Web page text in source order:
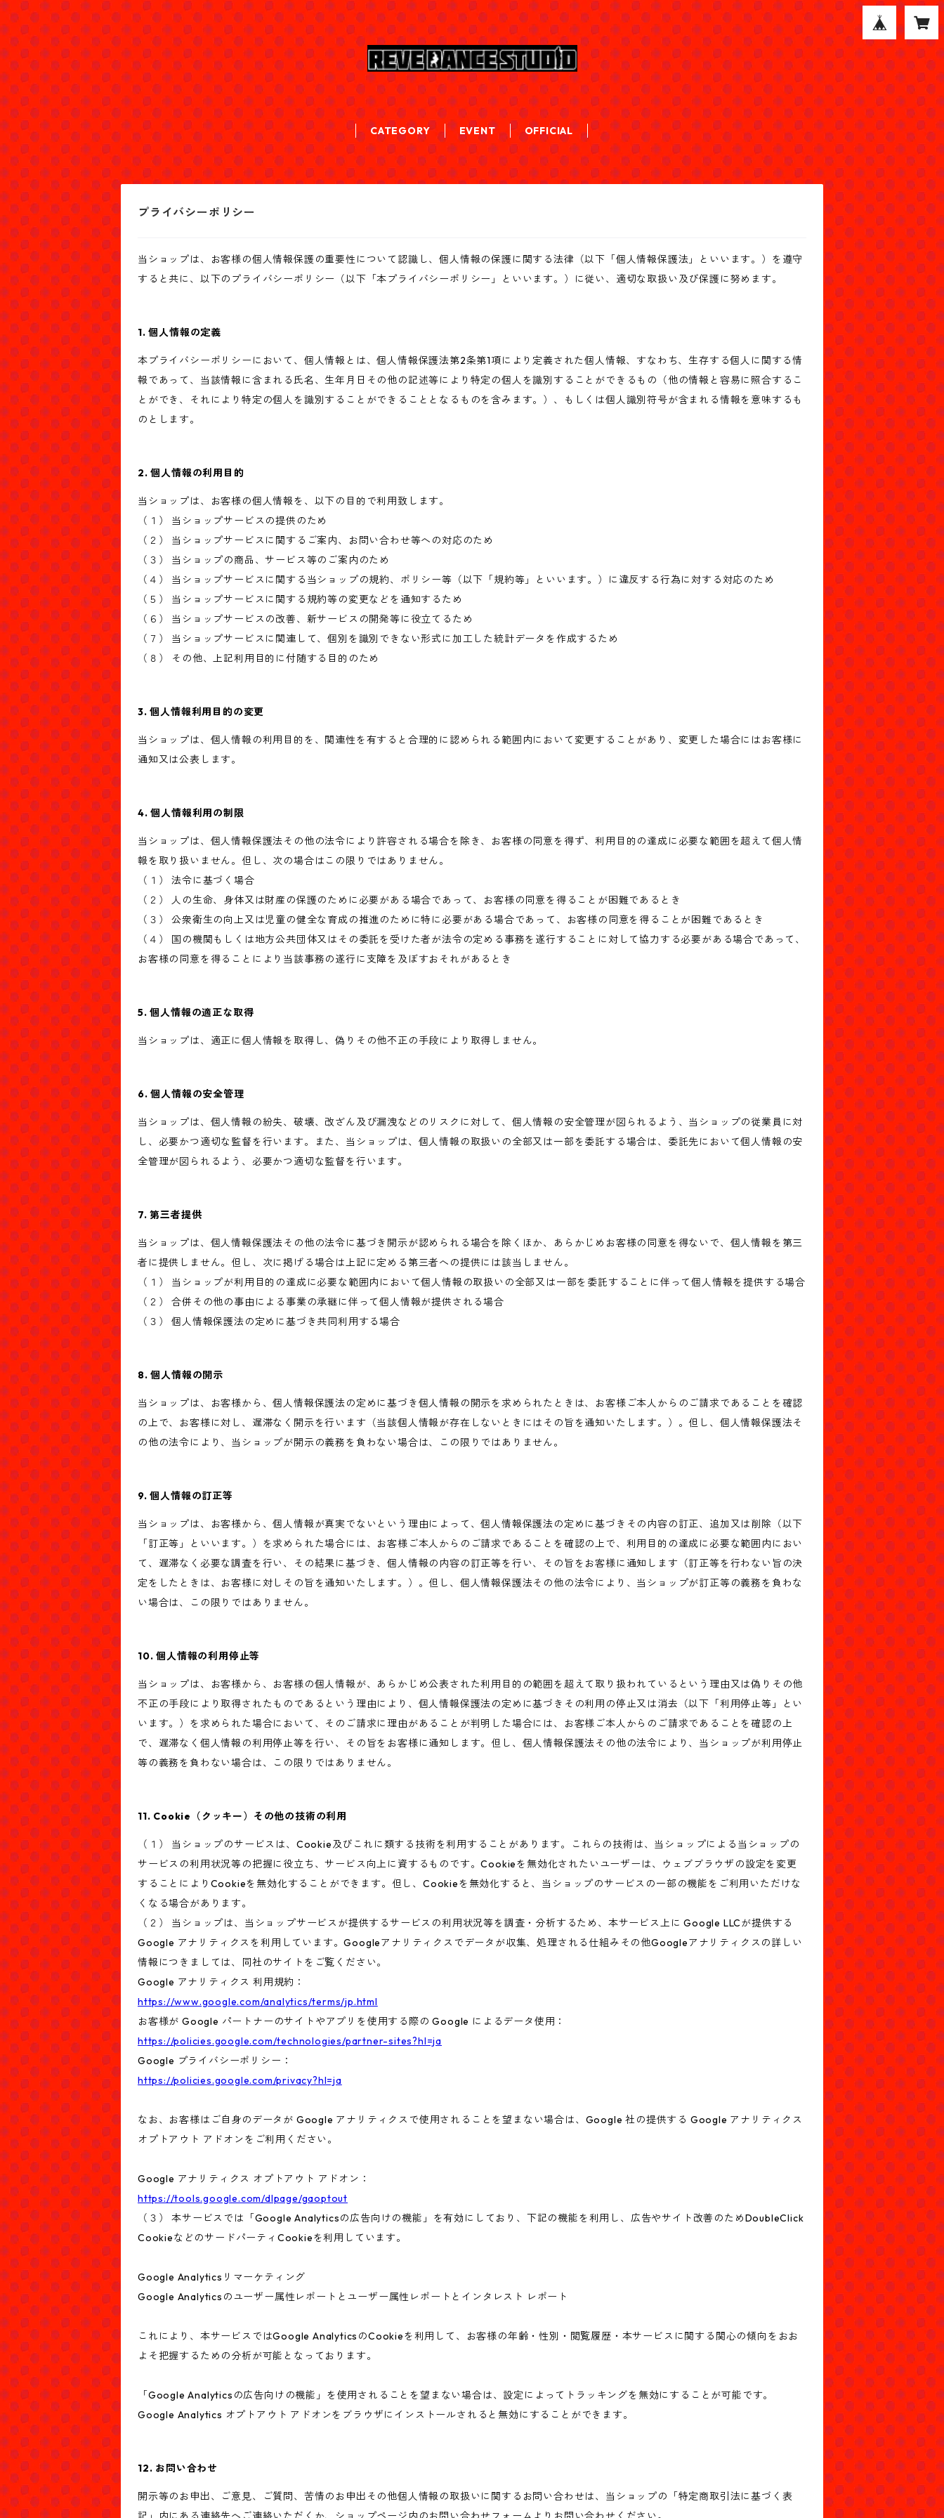
CATEGORY EVENT OFFICIAL
プライバシーポリシー
当ショップは、お客様の個人情報保護の重要性について認識し、個人情報の保護に関する法律（以下「個人情報保護法」といいます。）を遵守
すると共に、以下のプライバシーポリシー（以下「本プライバシーポリシー」といいます。）に従い、適切な取扱い及び保護に努めます。
1. 個人情報の定義
本プライバシーポリシーにおいて、個人情報とは、個人情報保護法第2条第1項により定義された個人情報、すなわち、生存する個人に関する情
報であって、当該情報に含まれる氏名、生年月日その他の記述等により特定の個人を識別することができるもの（他の情報と容易に照合するこ
とができ、それにより特定の個人を識別することができることとなるものを含みます。）、もしくは個人識別符号が含まれる情報を意味するも
のとします。
2. 個人情報の利用目的
当ショップは、お客様の個人情報を、以下の目的で利用致します。
（１） 当ショップサービスの提供のため
（２） 当ショップサービスに関するご案内、お問い合わせ等への対応のため
（３） 当ショップの商品、サービス等のご案内のため
（４） 当ショップサービスに関する当ショップの規約、ポリシー等（以下「規約等」といいます。）に違反する行為に対する対応のため
（５） 当ショップサービスに関する規約等の変更などを通知するため
（６） 当ショップサービスの改善、新サービスの開発等に役立てるため
（７） 当ショップサービスに関連して、個別を識別できない形式に加工した統計データを作成するため
（８） その他、上記利用目的に付随する目的のため
3. 個人情報利用目的の変更
当ショップは、個人情報の利用目的を、関連性を有すると合理的に認められる範囲内において変更することがあり、変更した場合にはお客様に
通知又は公表します。
4. 個人情報利用の制限
当ショップは、個人情報保護法その他の法令により許容される場合を除き、お客様の同意を得ず、利用目的の達成に必要な範囲を超えて個人情
報を取り扱いません。但し、次の場合はこの限りではありません。
（１） 法令に基づく場合
（２） 人の生命、身体又は財産の保護のために必要がある場合であって、お客様の同意を得ることが困難であるとき
（３） 公衆衛生の向上又は児童の健全な育成の推進のために特に必要がある場合であって、お客様の同意を得ることが困難であるとき
（４） 国の機関もしくは地方公共団体又はその委託を受けた者が法令の定める事務を遂行することに対して協力する必要がある場合であって、
お客様の同意を得ることにより当該事務の遂行に支障を及ぼすおそれがあるとき
5. 個人情報の適正な取得
当ショップは、適正に個人情報を取得し、偽りその他不正の手段により取得しません。
6. 個人情報の安全管理
当ショップは、個人情報の紛失、破壊、改ざん及び漏洩などのリスクに対して、個人情報の安全管理が図られるよう、当ショップの従業員に対
し、必要かつ適切な監督を行います。また、当ショップは、個人情報の取扱いの全部又は一部を委託する場合は、委託先において個人情報の安
全管理が図られるよう、必要かつ適切な監督を行います。
7. 第三者提供
当ショップは、個人情報保護法その他の法令に基づき開示が認められる場合を除くほか、あらかじめお客様の同意を得ないで、個人情報を第三
者に提供しません。但し、次に掲げる場合は上記に定める第三者への提供には該当しません。
（１） 当ショップが利用目的の達成に必要な範囲内において個人情報の取扱いの全部又は一部を委託することに伴って個人情報を提供する場合
（２） 合併その他の事由による事業の承継に伴って個人情報が提供される場合
（３） 個人情報保護法の定めに基づき共同利用する場合
8. 個人情報の開示
当ショップは、お客様から、個人情報保護法の定めに基づき個人情報の開示を求められたときは、お客様ご本人からのご請求であることを確認
の上で、お客様に対し、遅滞なく開示を行います（当該個人情報が存在しないときにはその旨を通知いたします。）。但し、個人情報保護法そ
の他の法令により、当ショップが開示の義務を負わない場合は、この限りではありません。
9. 個人情報の訂正等
当ショップは、お客様から、個人情報が真実でないという理由によって、個人情報保護法の定めに基づきその内容の訂正、追加又は削除（以下
「訂正等」といいます。）を求められた場合には、お客様ご本人からのご請求であることを確認の上で、利用目的の達成に必要な範囲内におい
て、遅滞なく必要な調査を行い、その結果に基づき、個人情報の内容の訂正等を行い、その旨をお客様に通知します（訂正等を行わない旨の決
定をしたときは、お客様に対しその旨を通知いたします。）。但し、個人情報保護法その他の法令により、当ショップが訂正等の義務を負わな
い場合は、この限りではありません。
10. 個人情報の利用停止等
当ショップは、お客様から、お客様の個人情報が、あらかじめ公表された利用目的の範囲を超えて取り扱われているという理由又は偽りその他
不正の手段により取得されたものであるという理由により、個人情報保護法の定めに基づきその利用の停止又は消去（以下「利用停止等」とい
います。）を求められた場合において、そのご請求に理由があることが判明した場合には、お客様ご本人からのご請求であることを確認の上
で、遅滞なく個人情報の利用停止等を行い、その旨をお客様に通知します。但し、個人情報保護法その他の法令により、当ショップが利用停止
等の義務を負わない場合は、この限りではありません。
11. Cookie（クッキー）その他の技術の利用
（１） 当ショップのサービスは、Cookie及びこれに類する技術を利用することがあります。これらの技術は、当ショップによる当ショップの
サービスの利用状況等の把握に役立ち、サービス向上に資するものです。Cookieを無効化されたいユーザーは、ウェブブラウザの設定を変更
することによりCookieを無効化することができます。但し、Cookieを無効化すると、当ショップのサービスの一部の機能をご利用いただけな
くなる場合があります。
（２） 当ショップは、当ショップサービスが提供するサービスの利用状況等を調査・分析するため、本サービス上に Google LLCが提供する
Google アナリティクスを利用しています。Googleアナリティクスでデータが収集、処理される仕組みその他Googleアナリティクスの詳しい
情報につきましては、同社のサイトをご覧ください。
Google アナリティクス 利用規約：
https://www.google.com/analytics/terms/jp.html
お客様が Google パートナーのサイトやアプリを使用する際の Google によるデータ使用：
https://policies.google.com/technologies/partner-sites?hl=ja
Google プライバシーポリシー：
https://policies.google.com/privacy?hl=ja
なお、お客様はご自身のデータが Google アナリティクスで使用されることを望まない場合は、Google 社の提供する Google アナリティクス
オプトアウト アドオンをご利用ください。
Google アナリティクス オプトアウト アドオン：
https://tools.google.com/dlpage/gaoptout
（３） 本サービスでは「Google Analyticsの広告向けの機能」を有効にしており、下記の機能を利用し、広告やサイト改善のためDoubleClick
CookieなどのサードパーティCookieを利用しています。
Google Analyticsリマーケティング
Google Analyticsのユーザー属性レポートとユーザー属性レポートとインタレスト レポート
これにより、本サービスではGoogle AnalyticsのCookieを利用して、お客様の年齢・性別・閲覧履歴・本サービスに関する関心の傾向をおお
よそ把握するための分析が可能となっております。
「Google Analyticsの広告向けの機能」を使用されることを望まない場合は、設定によってトラッキングを無効にすることが可能です。
Google Analytics オプトアウト アドオンをブラウザにインストールされると無効にすることができます。
12. お問い合わせ
開示等のお申出、ご意見、ご質問、苦情のお申出その他個人情報の取扱いに関するお問い合わせは、当ショップの「特定商取引法に基づく表